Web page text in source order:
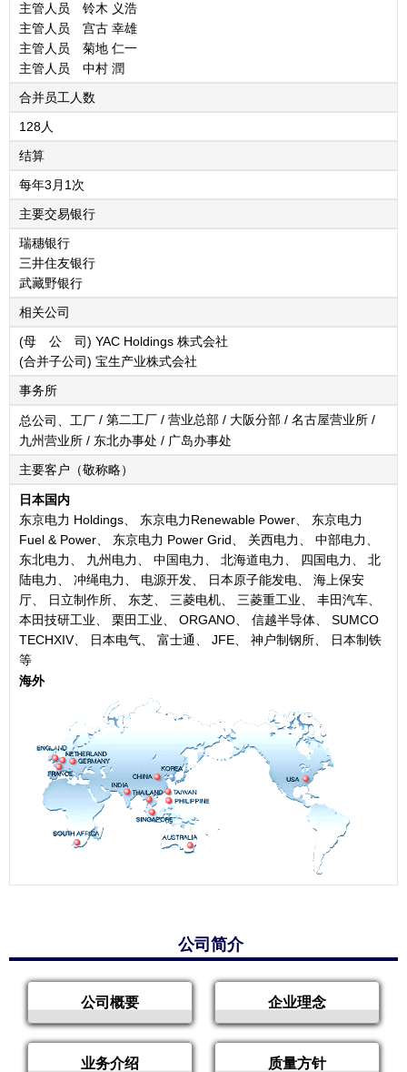
主管人员 铃木 义浩
主管人员 宫古 幸雄
主管人员 菊地 仁一
主管人员 中村 潤
合并员工人数
128人
结算
每年3月1次
主要交易银行
瑞穗银行
三井住友银行
武藏野银行
相关公司
(母 公 司) YAC Holdings 株式会社
(合并子公司) 宝生产业株式会社
事务所
总公司、工厂 / 第二工厂 / 营业总部 / 大阪分部 / 名古屋营业所 /
九州营业所 / 东北办事处 / 广岛办事处
主要客户（敬称略）
日本国内
东京电力 Holdings、 东京电力Renewable Power、 东京电力
Fuel & Power、 东京电力 Power Grid、 关西电力、 中部电力、
东北电力、 九州电力、 中国电力、 北海道电力、 四国电力、 北
陆电力、 冲绳电力、 电源开发、 日本原子能发电、 海上保安
厅、 日立制作所、 东芝、 三菱电机、 三菱重工业、 丰田汽车、
本田技研工业、 栗田工业、 ORGANO、 信越半导体、 SUMCO
TECHXIV、 日本电气、 富士通、 JFE、 神户制钢所、 日本制铁
等
海外
公司简介
公司概要 企业理念
业务介绍 质量方针